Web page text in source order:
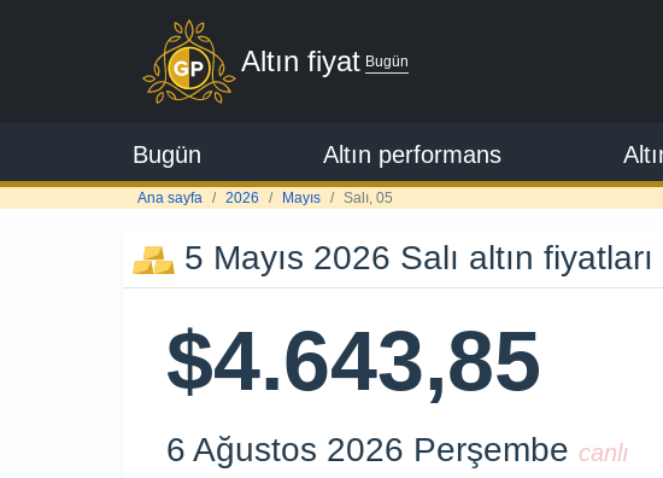
Altın fiyat Bugün
Bugün Altın performans
Ana sayfa 2026 Mayıs Salı, 05
5 Mayıs 2026 Salı altın fiyatları
$4.643,85
6 Ağustos 2026 Perşembe canlı